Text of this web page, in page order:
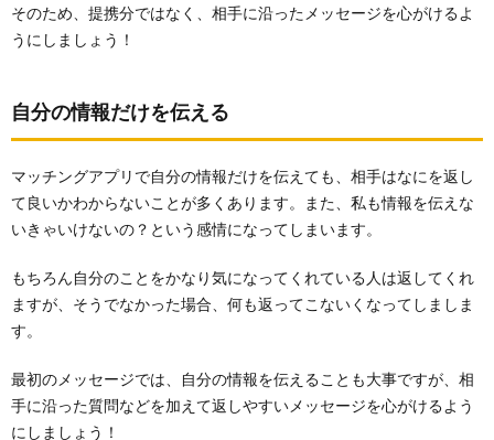
そのため、提携分ではなく、相手に沿ったメッセージを心がけるよ
うにしましょう！
自分の情報だけを伝える
マッチングアプリで自分の情報だけを伝えても、相手はなにを返し
て良いかわからないことが多くあります。また、私も情報を伝えな
いきゃいけないの？という感情になってしまいます。
もちろん自分のことをかなり気になってくれている人は返してくれ
ますが、そうでなかった場合、何も返ってこないくなってしましま
す。
最初のメッセージでは、自分の情報を伝えることも大事ですが、相
手に沿った質問などを加えて返しやすいメッセージを心がけるよう
にしましょう！